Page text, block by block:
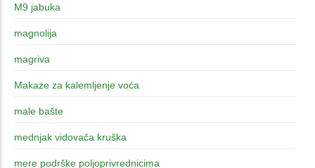
M9 jabuka
magnolija
magriva
Makaze za kalemljenje voća
male bašte
mednjak vidovača kruška
mere podrške poljoprivrednicima